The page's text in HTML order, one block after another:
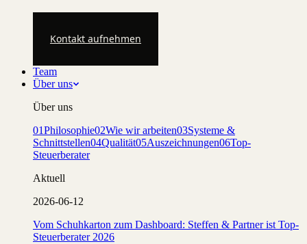
Kontakt aufnehmen
Team
Über uns
Über uns
01Philosophie02Wie wir arbeiten03Systeme &
Schnittstellen04Qualität05Auszeichnungen06Top-
Steuerberater
Aktuell
2026-06-12
Vom Schuhkarton zum Dashboard: Steffen & Partner ist Top-
Steuerberater 2026